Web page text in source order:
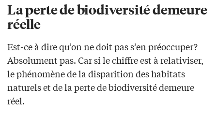
La perte de biodiversité demeure
réelle
Est-ce à dire qu’on ne doit pas s’en préoccuper?
Absolument pas. Car si le chiffre est à relativiser,
le phénomène de la disparition des habitats
naturels et de la perte de biodiversité demeure
réel.